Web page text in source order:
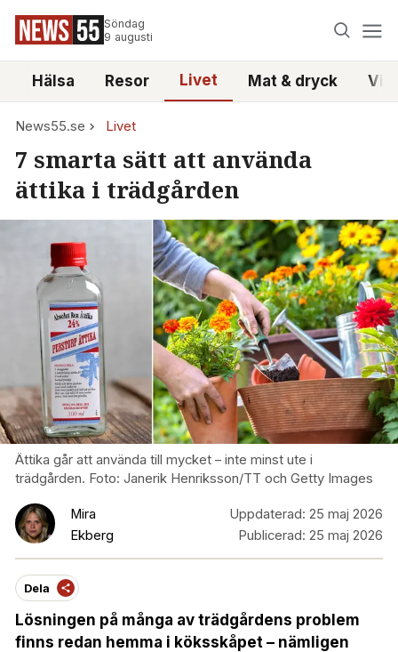
Söndag
9 augusti
Hälsa Resor Livet Mat & dryck
News55.se Livet
7 smarta sätt att använda
ättika i trädgården
Ättika går att använda till mycket – inte minst ute i
trädgården. Foto: Janerik Henriksson/TT och Getty Images
Mira
Ekberg
Uppdaterad: 25 maj 2026
Publicerad: 25 maj 2026
Dela
Lösningen på många av trädgårdens problem
finns redan hemma i köksskåpet – nämligen